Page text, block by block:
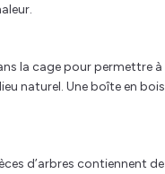
la cage pour permettre à
naturel. Une boîte en bois
d’arbres contiennent de